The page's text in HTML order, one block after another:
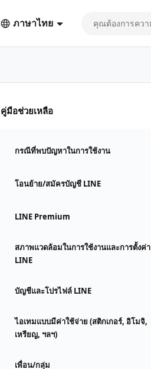
ภาษาไทย
คู่มือช่วยเหลือ
กรณีที่พบปัญหาในการใช้งาน
โอนย้าย/สมัครบัญชี LINE
LINE Premium
สภาพแวดล้อมในการใช้งานและการตั้งค่า
LINE
บัญชีและโปรไฟล์ LINE
ไอเทมแบบมีค่าใช้จ่าย (สติกเกอร์, อิโมจิ,
เหรียญ, ฯลฯ)
เพื่อน/กลุ่ม